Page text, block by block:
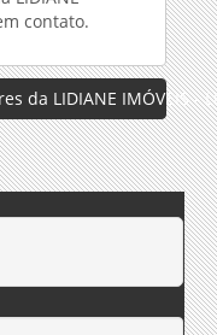
da LIDIANE IMÓVEIS -